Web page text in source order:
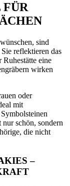
H
sind
reflektieren das
eine
wirken
oder
mit
schön, sondern
die nicht
–